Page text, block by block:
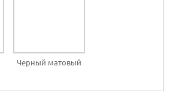
Черный матовый